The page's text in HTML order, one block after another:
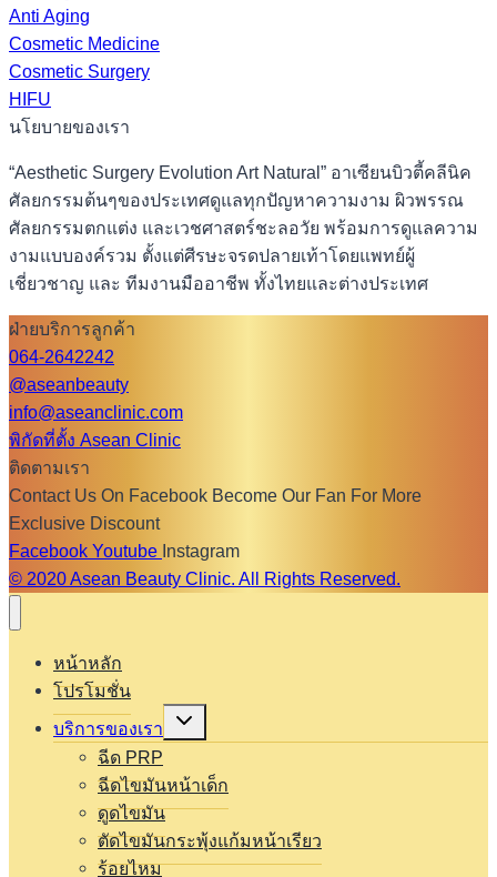
Anti Aging
Cosmetic Medicine
Cosmetic Surgery
HIFU
นโยบายของเรา
“Aesthetic Surgery Evolution Art Natural” อาเซียนบิวตี้คลีนิค
ศัลยกรรมต้นๆของประเทศดูแลทุกปัญหาความงาม ผิวพรรณ
ศัลยกรรมตกแต่ง และเวชศาสตร์ชะลอวัย พร้อมการดูแลความ
งามแบบองค์รวม ตั้งแต่ศีรษะจรดปลายเท้าโดยแพทย์ผู้
เชี่ยวชาญ และ ทีมงานมืออาชีพ ทั้งไทยและต่างประเทศ
ฝ่ายบริการลูกค้า
064-2642242
@aseanbeauty
info@aseanclinic.com
พิกัดที่ตั้ง Asean Clinic
ติดตามเรา
Contact Us On Facebook Become Our Fan For More
Exclusive Discount
Facebook Youtube Instagram
© 2020 Asean Beauty Clinic. All Rights Reserved.
หน้าหลัก
โปรโมชั่น
บริการของเรา
Expand
menu
ฉีด PRP
ฉีดไขมันหน้าเด็ก
ดูดไขมัน
ตัดไขมันกระพุ้งแก้มหน้าเรียว
ร้อยไหม